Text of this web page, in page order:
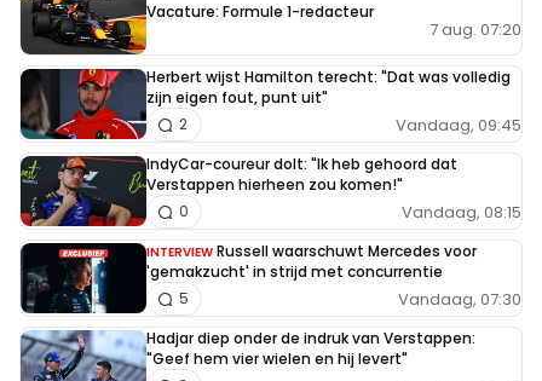
Vacature: Formule 1-redacteur
7 aug. 07:20
Herbert wijst Hamilton terecht: "Dat was volledig
zijn eigen fout, punt uit"
Vandaag, 09:45
2
IndyCar-coureur dolt: "Ik heb gehoord dat
Verstappen hierheen zou komen!"
Vandaag, 08:15
0
INTERVIEW Russell waarschuwt Mercedes voor
'gemakzucht' in strijd met concurrentie
Vandaag, 07:30
5
Hadjar diep onder de indruk van Verstappen:
"Geef hem vier wielen en hij levert"